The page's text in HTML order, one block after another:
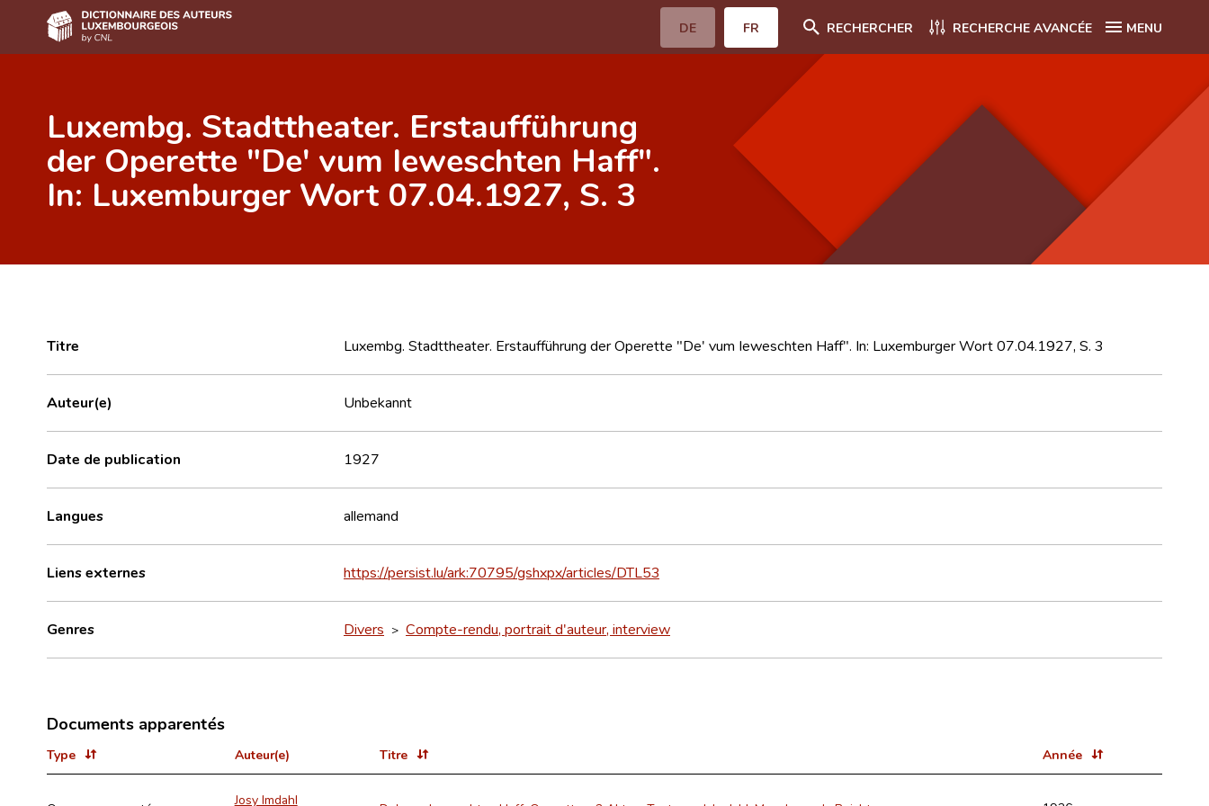
DE FR RECHERCHER RECHERCHE AVANCÉE MENU
Auteur(e)s A-Z
Recherche avancée
Foire aux questions
Équipe scientifique
Luxembg. Stadttheater. Erstaufführung
der Operette "De' vum Ieweschten Haff".
In: Luxemburger Wort 07.04.1927, S. 3
Titre Luxembg. Stadttheater. Erstaufführung der Operette "De' vum Ieweschten Haff". In: Luxemburger Wort 07.04.1927, S. 3
Auteur(e) Unbekannt
Date de publication 1927
Langues allemand
Liens externes https://persist.lu/ark:70795/gshxpx/articles/DTL53
Genres Divers > Compte-rendu, portrait d'auteur, interview
Documents apparentés
Type Auteur(e) Titre Année
Josy Imdahl